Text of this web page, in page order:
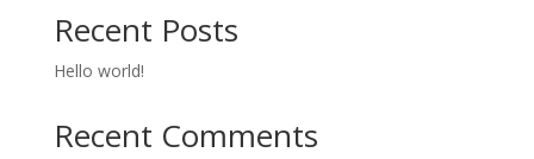
Recent Posts
Hello world!
Recent Comments